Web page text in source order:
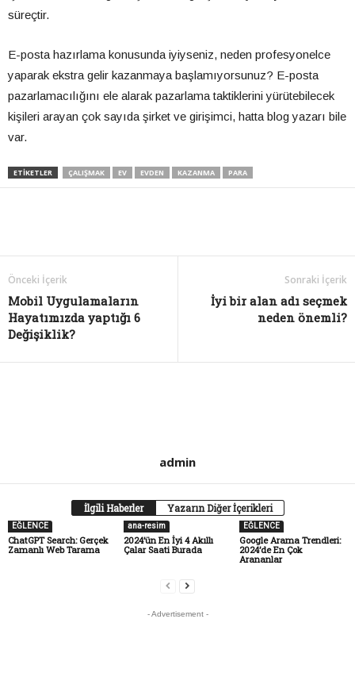
süreçtir.
E-posta hazırlama konusunda iyiyseniz, neden profesyonelce
yaparak ekstra gelir kazanmaya başlamıyorsunuz? E-posta
pazarlamacılığını ele alarak pazarlama taktiklerini yürütebilecek
kişileri arayan çok sayıda şirket ve girişimci, hatta blog yazarı bile
var.
ETIKETLER ÇALIŞMAK EV EVDEN KAZANMA PARA
Önceki İçerik
Mobil Uygulamaların
Hayatımızda yaptığı 6
Değişiklik?
Sonraki İçerik
İyi bir alan adı seçmek
neden önemli?
admin
İlgili Haberler Yazarın Diğer İçerikleri
EĞLENCE
ChatGPT Search: Gerçek
Zamanlı Web Tarama
ana-resim
2024’ün En İyi 4 Akıllı
Çalar Saati Burada
EĞLENCE
Google Arama Trendleri:
2024’de En Çok
Arananlar
- Advertisement -